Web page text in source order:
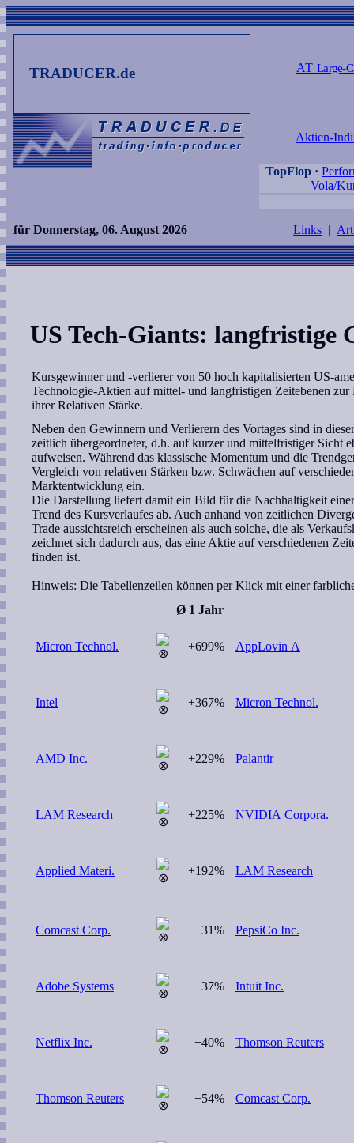
TRADUCER.de AT Large-
Aktien-
TopFlop ·
Vola/
für Donnerstag, 06. August 2026 Links |
US Tech-Giants: langfristige
Kursgewinner und -verlierer von 50 hoch kapitalisierten US-
Technologie-Aktien auf mittel- und langfristigen Zeitebenen zur
ihrer Relativen Stärke.
Neben den Gewinnern und Verlierern des Vortages sind in
zeitlich übergeordneter, d.h. auf kurzer und mittelfristiger Sicht
aufweisen. Während das klassische Momentum und die
Vergleich von relativen Stärken bzw. Schwächen auf
Marktentwicklung ein.
Die Darstellung liefert damit ein Bild für die Nachhaltigkeit
Trend des Kursverlaufes ab. Auch anhand von zeitlichen
Trade aussichtsreich erscheinen als auch solche, die als
zeichnet sich dadurch aus, das eine Aktie auf verschiedenen
finden ist.
Hinweis: Die Tabellenzeilen können per Klick mit einer
Ø 1 Jahr
Micron Technol. +699%
Intel +367%
AMD Inc. +229%
LAM Research +225%
Applied Materi. +192%
Comcast Corp. −31%
Adobe Systems −37%
Netflix Inc. −40%
Thomson Reuters −54%
AppLovin A
Micron Technol.
Palantir
NVIDIA Corpora.
LAM Research
PepsiCo Inc.
Intuit Inc.
Thomson Reuters
Comcast Corp.